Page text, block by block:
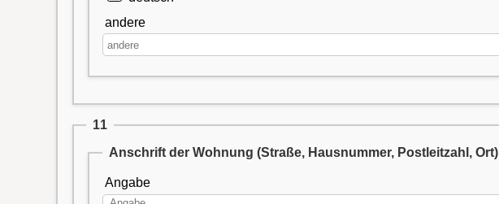
andere
11
Anschrift der Wohnung (Straße, Hausnummer, Postleitzahl, Ort)
Angabe